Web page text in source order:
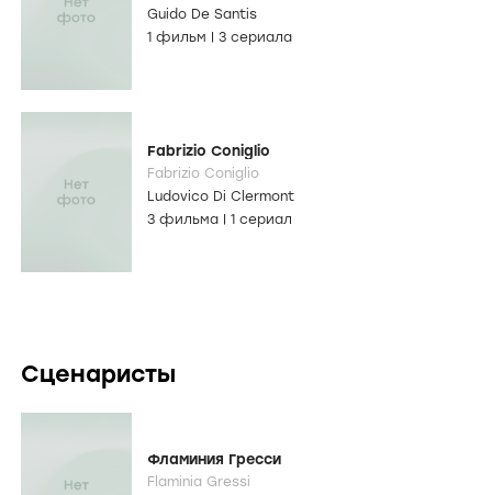
Guido De Santis
1 фильм
3 сериала
Fabrizio Coniglio
Fabrizio Coniglio
Ludovico Di Clermont
3 фильма
1 сериал
Сценаристы
Фламиния Гресси
Flaminia Gressi